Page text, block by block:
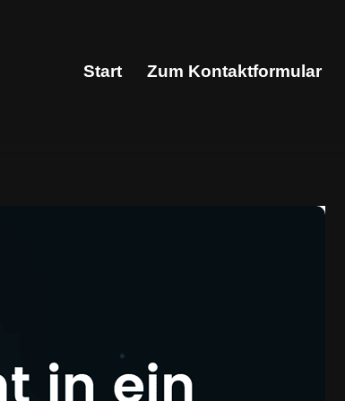
Start Zum Kontaktformular